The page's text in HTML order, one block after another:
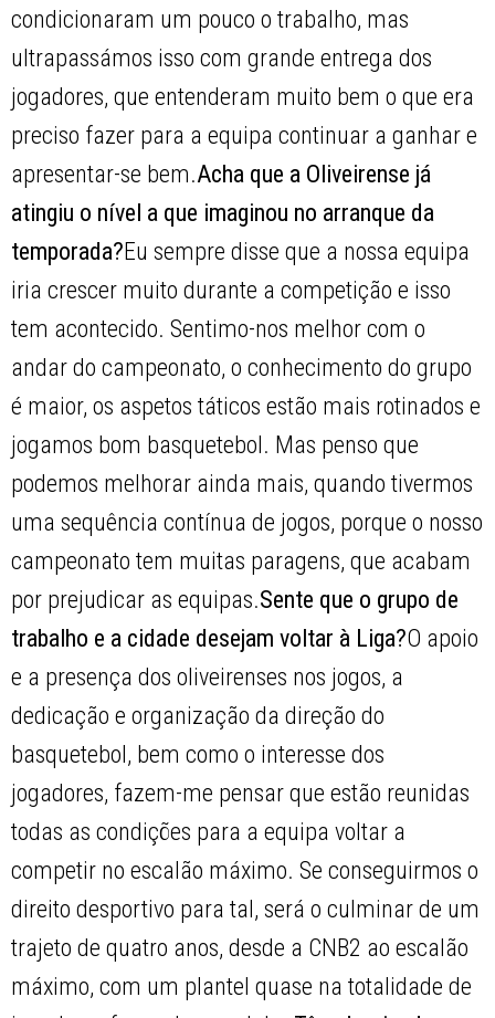
condicionaram um pouco o trabalho, mas
ultrapassámos isso com grande entrega dos
jogadores, que entenderam muito bem o que era
preciso fazer para a equipa continuar a ganhar e
apresentar-se bem.Acha que a Oliveirense já
atingiu o nível a que imaginou no arranque da
temporada?Eu sempre disse que a nossa equipa
iria crescer muito durante a competição e isso
tem acontecido. Sentimo-nos melhor com o
andar do campeonato, o conhecimento do grupo
é maior, os aspetos táticos estão mais rotinados e
jogamos bom basquetebol. Mas penso que
podemos melhorar ainda mais, quando tivermos
uma sequência contínua de jogos, porque o nosso
campeonato tem muitas paragens, que acabam
por prejudicar as equipas.Sente que o grupo de
trabalho e a cidade desejam voltar à Liga?O apoio
e a presença dos oliveirenses nos jogos, a
dedicação e organização da direção do
basquetebol, bem como o interesse dos
jogadores, fazem-me pensar que estão reunidas
todas as condições para a equipa voltar a
competir no escalão máximo. Se conseguirmos o
direito desportivo para tal, será o culminar de um
trajeto de quatro anos, desde a CNB2 ao escalão
máximo, com um plantel quase na totalidade de